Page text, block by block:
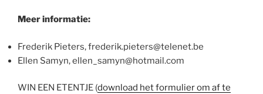
Meer informatie:
Frederik Pieters, frederik.pieters@telenet.be
Ellen Samyn, ellen_samyn@hotmail.com
WIN EEN ETENTJE (download het formulier om af te